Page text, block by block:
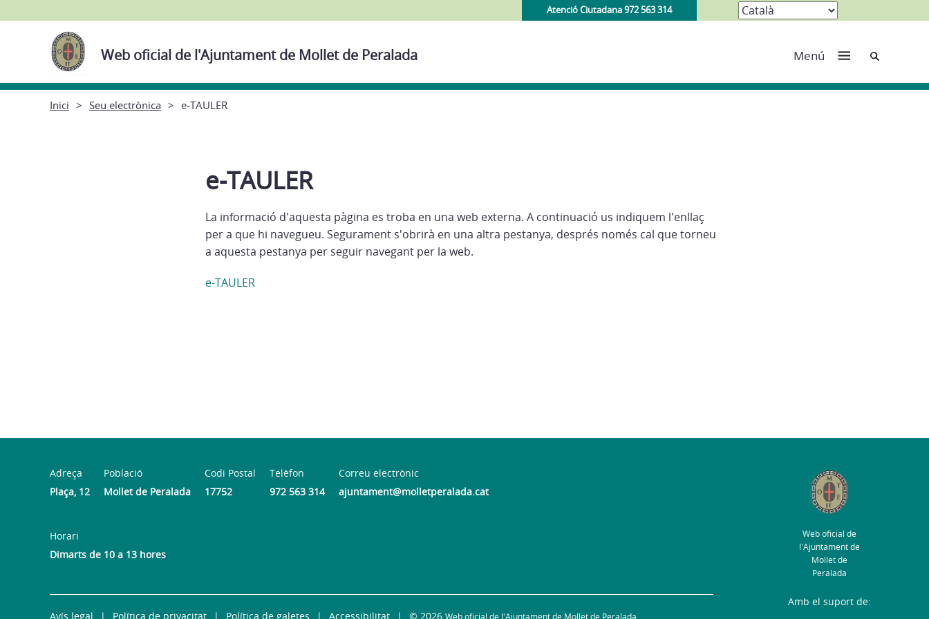
Atenció Ciutadana 972 563 314
Web oficial de l'Ajuntament de Mollet de Peralada Menú Cerca
Inici Seu electrònica e-TAULER
e-TAULER
La informació d'aquesta pàgina es troba en una web externa. A continuació us indiquem l'enllaç
per a que hi navegueu. Segurament s'obrirà en una altra pestanya, després només cal que torneu
a aquesta pestanya per seguir navegant per la web.
e-TAULER
Adreça
Plaça, 12
Població
Mollet de Peralada
Codi Postal
17752
Telèfon
972 563 314
Correu electrònic
ajuntament@molletperalada.cat
Horari
Dimarts de 10 a 13 hores
Web oficial de
l'Ajuntament de
Mollet de
Peralada
Avís legal Política de privacitat Política de galetes Accessibilitat © 2026
Amb el suport de: